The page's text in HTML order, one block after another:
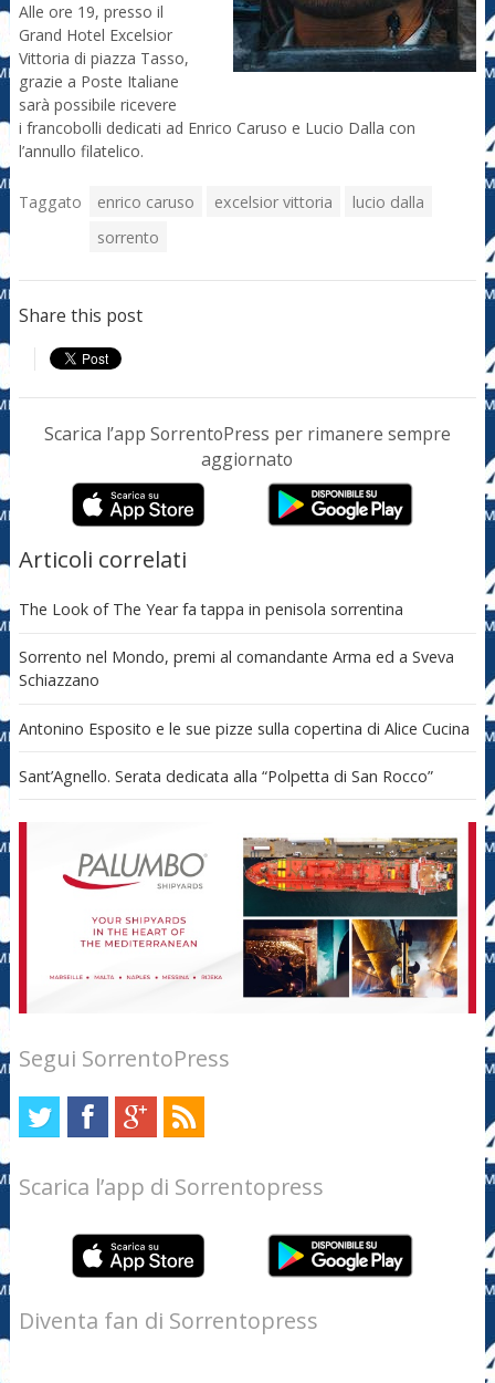
Alle ore 19, presso il
Grand Hotel Excelsior
Vittoria di piazza Tasso,
grazie a Poste Italiane
sarà possibile ricevere
i francobolli dedicati ad Enrico Caruso e Lucio Dalla con
l’annullo filatelico.
Taggato enrico caruso excelsior vittoria
lucio dalla
sorrento
Share this post
Scarica l’app SorrentoPress per rimanere sempre
aggiornato
Articoli correlati
The Look of The Year fa tappa in penisola sorrentina
Sorrento nel Mondo, premi al comandante Arma ed a Sveva
Schiazzano
Antonino Esposito e le sue pizze sulla copertina di Alice Cucina
Sant’Agnello. Serata dedicata alla “Polpetta di San Rocco”
Segui SorrentoPress
Scarica l’app di Sorrentopress
Diventa fan di Sorrentopress